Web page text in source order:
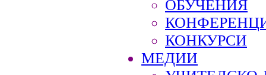
ОБУЧЕНИЯ
КОНКУРСИ
МЕДИИ